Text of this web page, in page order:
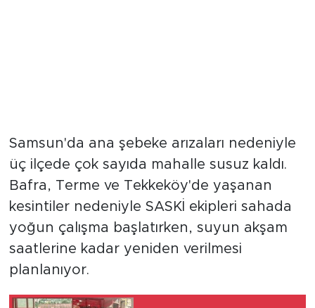
Samsun'da ana şebeke arızaları nedeniyle
üç ilçede çok sayıda mahalle susuz kaldı.
Bafra, Terme ve Tekkeköy'de yaşanan
kesintiler nedeniyle SASKİ ekipleri sahada
yoğun çalışma başlatırken, suyun akşam
saatlerine kadar yeniden verilmesi
planlanıyor.